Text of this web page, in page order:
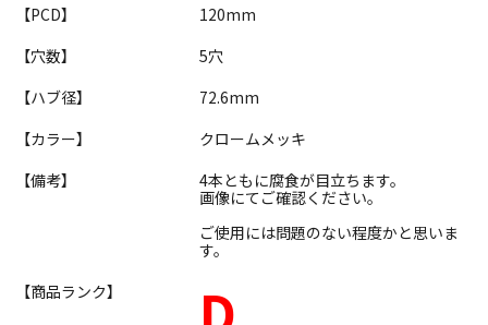
【PCD】
120mm
【穴数】
5穴
【ハブ径】
72.6mm
【カラー】
クロームメッキ
【備考】
4本ともに腐食が目立ちます。
画像にてご確認ください。
ご使用には問題のない程度かと思いま
す。
【商品ランク】